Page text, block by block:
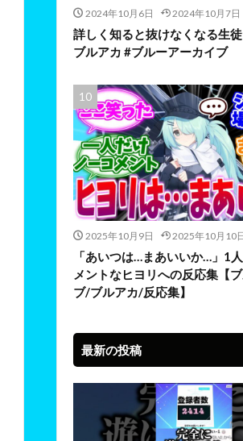
2024年10月6日 2024年10月7日
詳しく知ると抜けなくなる生
ブルアカ #ブルーアーカイブ
2025年10月9日 2025年10月10
「あいつは…まあいいか…」1
メントなヒヨリへの反応集【
ブ/ブルアカ/反応集】
最新の投稿